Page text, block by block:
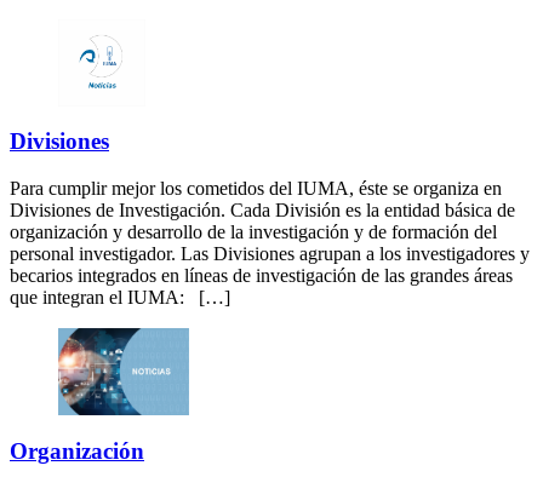
Divisiones
Para cumplir mejor los cometidos del IUMA, éste se organiza en
Divisiones de Investigación. Cada División es la entidad básica de
organización y desarrollo de la investigación y de formación del
personal investigador. Las Divisiones agrupan a los investigadores y
becarios integrados en líneas de investigación de las grandes áreas
que integran el IUMA: […]
Organización